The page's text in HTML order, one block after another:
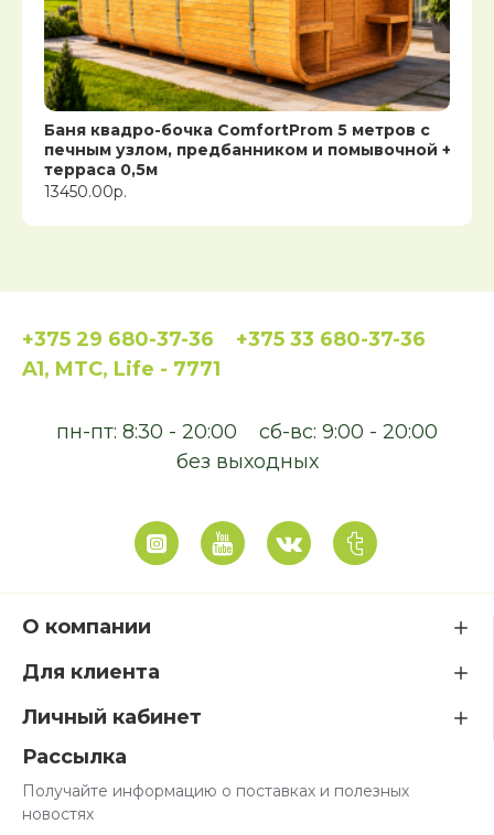
Баня квадро-бочка ComfortProm 5 метров с
печным узлом, предбанником и помывочной +
терраса 0,5м
13450.00р.
+375 29 680-37-36
+375 33 680-37-36
A1, MTC, Life - 7771
пн-пт: 8:30 - 20:00
сб-вс: 9:00 - 20:00
без выходных
О компании
Для клиента
Личный кабинет
Рассылка
Получайте информацию о поставках и полезных
новостях